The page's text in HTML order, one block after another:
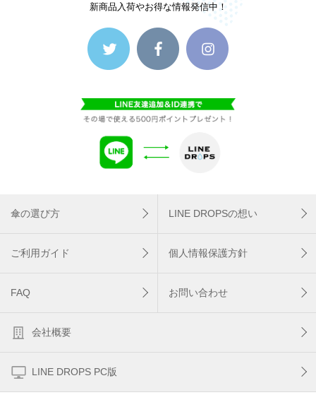
新商品入荷やお得な情報発信中！
傘の選び方 LINE DROPSの想い
ご利用ガイド 個人情報保護方針
FAQ お問い合わせ
会社概要
LINE DROPS PC版